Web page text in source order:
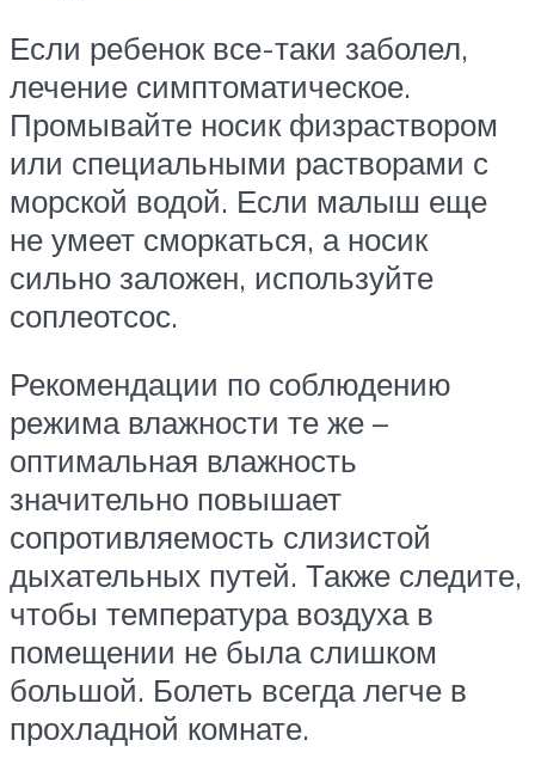
Если ребенок все-таки заболел,
лечение симптоматическое.
Промывайте носик физраствором
или специальными растворами с
морской водой. Если малыш еще
не умеет сморкаться, а носик
сильно заложен, используйте
соплеотсос.
Рекомендации по соблюдению
режима влажности те же –
оптимальная влажность
значительно повышает
сопротивляемость слизистой
дыхательных путей. Также следите,
чтобы температура воздуха в
помещении не была слишком
большой. Болеть всегда легче в
прохладной комнате.